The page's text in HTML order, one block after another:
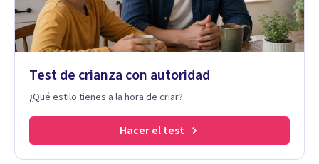
Test de crianza con autoridad
¿Qué estilo tienes a la hora de criar?
Hacer el test